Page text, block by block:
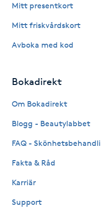
IPL hårborttagning
IR-massage
Japansk massage
K
K18
Kemisk peeling
Keratinbehandling
Mitt presentkort
Mitt friskvårdskort
Avboka med kod
Bokadirekt
Om Bokadirekt
Blogg - Beautylabbet
FAQ -
Fakta & Råd
Karriär
Support